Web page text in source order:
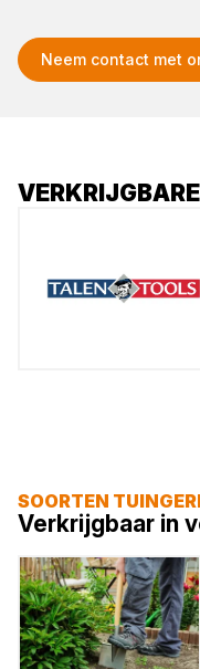
Neem contact met
SOORTEN
Verkrijgbaar in